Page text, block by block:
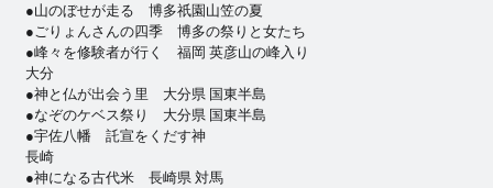
●山のぼせが走る 博多祇園山笠の夏
●ごりょんさんの四季 博多の祭りと女たち
●峰々を修験者が行く 福岡 英彦山の峰入り
大分
●神と仏が出会う里 大分県 国東半島
●なぞのケベス祭り 大分県 国東半島
●宇佐八幡 託宣をくだす神
長崎
●神になる古代米 長崎県 対馬